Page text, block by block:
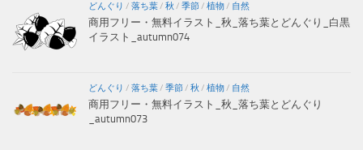
どんぐり / 落ち葉/ 秋 / 季節/ 植物/ 自然
商用フリー・無料イラスト_秋_落ち葉とどんぐり_白黒
イラスト_autumn074
どんぐり / 落ち葉/ 季節/ 秋 / 植物/ 自然
商用フリー・無料イラスト_秋_落ち葉とどんぐり
_autumn073